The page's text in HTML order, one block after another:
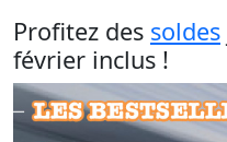
Profitez des soldes
février inclus !